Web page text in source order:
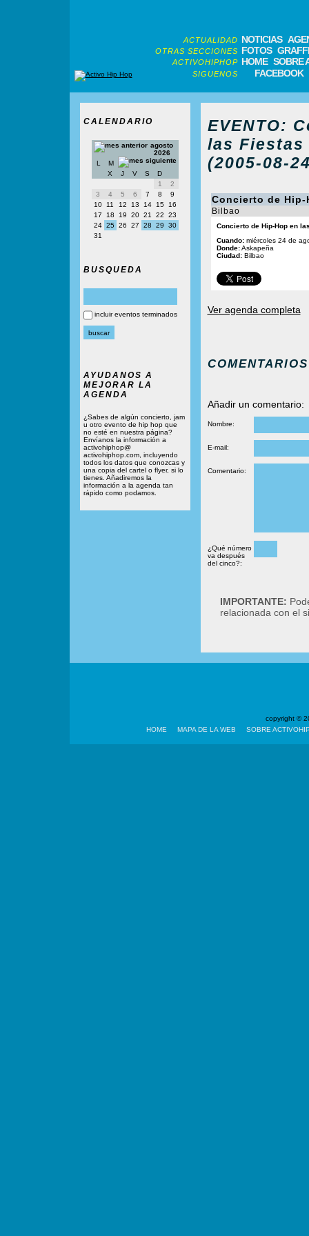
ACTUALIDAD NOTICIAS
OTRAS SECCIONES FOTOS
ACTIVOHIPHOP HOME SOBRE
SIGUENOS FACEBOOK
CALENDARIO
agosto
2026
L
M
X
J V S
D
1
2
3
4 5 6 7 8
9
10
11 12 13 14 15
16
17
18 19 20 21 22
23
24 25 26 27 28 29
30
31
BUSQUEDA
incluir eventos terminados
AYUDANOS A
MEJORAR LA
AGENDA
¿Sabes de algún concierto, jam
u otro evento de hip hop que
no esté en nuestra página?
Envíanos la información a
activohiphop@
activohiphop.com, incluyendo
todos los datos que conozcas y
una copia del cartel o flyer, si lo
tienes. Añadiremos la
información a la agenda tan
rápido como podamos.
EVENTO:
las Fiestas
(2005-08-
Concierto de
Bilbao
Concierto de Hip-Hop en
Cuando:miércoles 24 de
Donde:Askapeña
Ciudad:Bilbao
Ver agenda completa
COMENTARIOS
Añadir un comentario:
Nombre:
E-mail:
Comentario:
¿Qué número
va después
del cinco?:
IMPORTANTE:
relacionada con el
copyright ©
HOME
MAPA DE LA WEB SOBRE